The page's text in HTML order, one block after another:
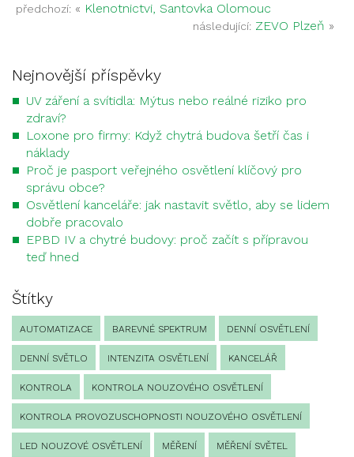
předchozí: « Klenotnictvi, Santovka Olomouc
následující: ZEVO Plzeň »
Nejnovější příspěvky
UV záření a svítidla: Mýtus nebo reálné riziko pro
zdraví?
Loxone pro firmy: Když chytrá budova šetří čas i
náklady
Proč je pasport veřejného osvětlení klíčový pro
správu obce?
Osvětlení kanceláře: jak nastavit světlo, aby se lidem
dobře pracovalo
EPBD IV a chytré budovy: proč začít s přípravou
teď hned
Štítky
AUTOMATIZACE BAREVNÉ SPEKTRUM DENNÍ OSVĚTLENÍ
DENNÍ SVĚTLO INTENZITA OSVĚTLENÍ KANCELÁŘ
KONTROLA KONTROLA NOUZOVÉHO OSVĚTLENÍ
KONTROLA PROVOZUSCHOPNOSTI NOUZOVÉHO OSVĚTLENÍ
LED NOUZOVÉ OSVĚTLENÍ MĚŘENÍ MĚŘENÍ SVĚTEL